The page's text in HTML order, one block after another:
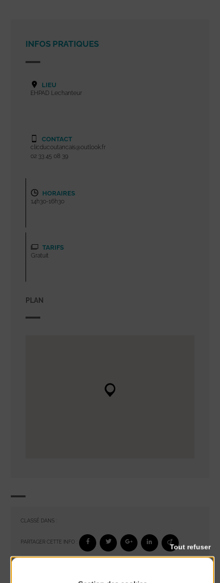
INFOS PRATIQUES
LIEU
EHPAD Lechanteur
CONTACT
clicducoutancais@outlook.fr
02 33 45 08 39
HORAIRES
14h30-16h30
TARIFS
Gratuit
PLAN
CLASSÉ DANS :
PARTAGER CETTE INFO :
Tout refuser